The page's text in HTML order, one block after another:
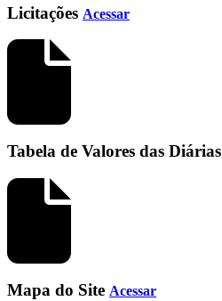
Licitações Acessar
Tabela de Valores das Diárias
Mapa do Site Acessar